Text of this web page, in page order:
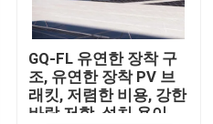
GQ-FL 유연한 장착 구
조, 유연한 장착 PV 브
래킷, 저렴한 비용, 강한
바람 저항, 설치 용이